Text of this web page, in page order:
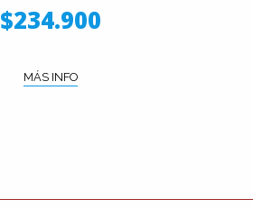
$234.900
MÁS INFO